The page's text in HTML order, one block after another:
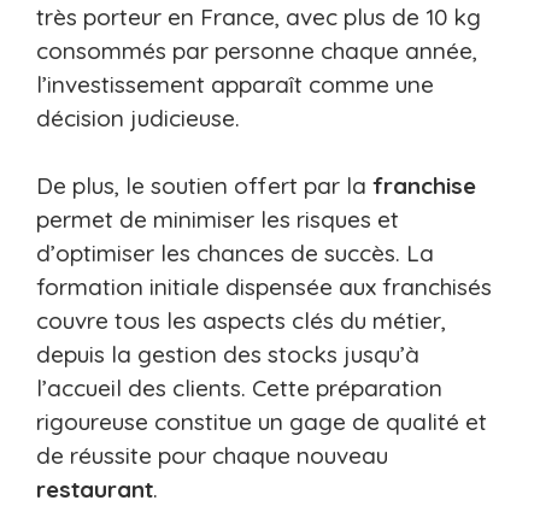
très porteur en France, avec plus de 10 kg
consommés par personne chaque année,
l’investissement apparaît comme une
décision judicieuse.
De plus, le soutien offert par la franchise
permet de minimiser les risques et
d’optimiser les chances de succès. La
formation initiale dispensée aux franchisés
couvre tous les aspects clés du métier,
depuis la gestion des stocks jusqu’à
l’accueil des clients. Cette préparation
rigoureuse constitue un gage de qualité et
de réussite pour chaque nouveau
restaurant.